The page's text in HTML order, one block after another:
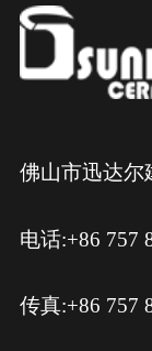
佛山市迅达尔
电话:+86 757
传真:+86 757